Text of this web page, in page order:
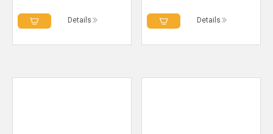
Details Details